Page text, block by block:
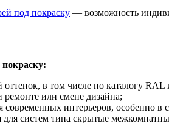
под покраску — возможность
в том числе по каталогу RAL
ремонте или смене дизайна;
современных интерьеров, особенно
для систем типа скрытые